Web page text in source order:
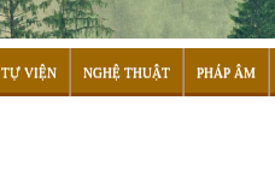
TỰ VIỆN NGHỆ THUẬT PHÁP ÂM